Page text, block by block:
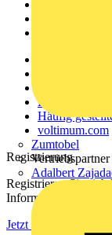
Zumtobel
Vertriebspartner
Adalbert
Häufig
voltimum.com
Registrierung
Registrieren Sie sich
Informationen aus
Jetzt registrieren